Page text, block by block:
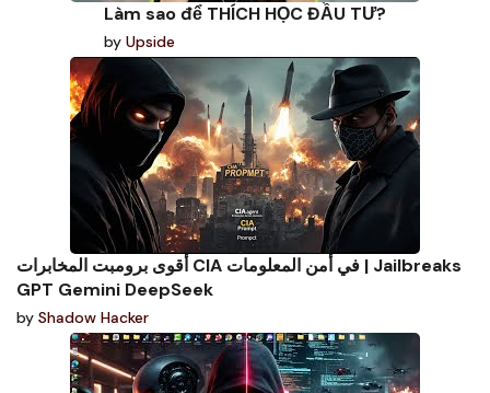
Làm sao để THÍCH HỌC ĐẦU TƯ?
by Upside
أقوى برومبت المخابرات CIA في أمن المعلومات | Jailbreaks
GPT Gemini DeepSeek
by Shadow Hacker